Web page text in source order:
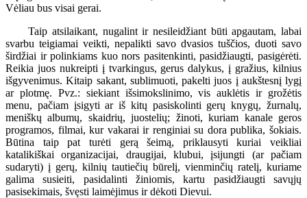
Vėliau bus visai gerai.
Taip atsilaikant, nugalint ir nesileidžiant būti apgautam, labai
svarbu teigiamai veikti, nepalikti savo dvasios tuščios, duoti savo
širdžiai ir polinkiams kuo nors pasitenkinti, pasidžiaugti, pasigėrėti.
Reikia juos nukreipti į tvarkingus, gerus dalykus, į gražius, kilnius
išgyvenimus. Kitaip sakant, sublimuoti, pakelti juos į aukštesnį lygį
ar plotmę. Pvz.: siekiant išsimokslinimo, vis auklėtis ir grožėtis
menu, pačiam įsigyti ar iš kitų pasiskolinti gerų knygų, žurnalų,
meniškų albumų, skaidrių, juostelių; žinoti, kuriam kanale geros
programos, filmai, kur vakarai ir renginiai su dora publika, šokiais.
Būtina taip pat turėti gerą šeimą, priklausyti kuriai veikliai
katalikiškai organizacijai, draugijai, klubui, įsijungti (ar pačiam
sudaryti) į gerų, kilnių tautiečių būrelį, vienminčių ratelį, kuriame
galima susieiti, pasidalinti žiniomis, kartu pasidžiaugti savųjų
pasisekimais, švęsti laimėjimus ir dėkoti Dievui.